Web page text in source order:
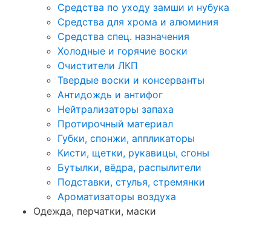
Средства по уходу замши и нубука
Средства для хрома и алюминия
Средства спец. назначения
Холодные и горячие воски
Очистители ЛКП
Твердые воски и консерванты
Антидождь и антифог
Нейтрализаторы запаха
Протирочный материал
Губки, спонжи, аппликаторы
Кисти, щетки, рукавицы, сгоны
Бутылки, вёдра, распылители
Подставки, стулья, стремянки
Ароматизаторы воздуха
Одежда, перчатки, маски